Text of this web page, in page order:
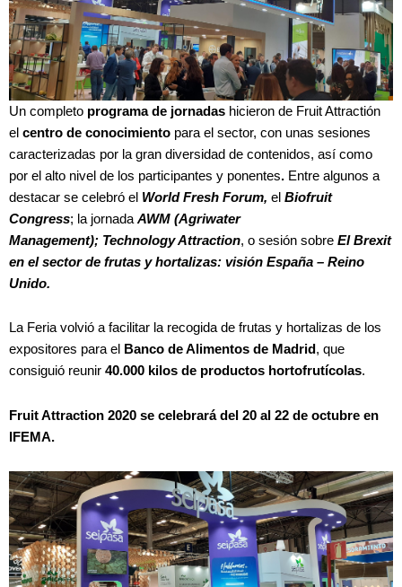
Un completo programa de jornadas hicieron de Fruit Attractión
el centro de conocimiento para el sector, con unas sesiones
caracterizadas por la gran diversidad de contenidos, así como
por el alto nivel de los participantes y ponentes. Entre algunos a
destacar se celebró el World Fresh Forum, el Biofruit
Congress; la jornada AWM (Agriwater
Management); Technology Attraction, o sesión sobre El Brexit
en el sector de frutas y hortalizas: visión España – Reino
Unido.
La Feria volvió a facilitar la recogida de frutas y hortalizas de los
expositores para el
Banco de Alimentos de Madrid, que
consiguió reunir 40.000 kilos de productos hortofrutícolas.
Fruit Attraction 2020 se celebrará del 20 al 22 de octubre en
IFEMA.